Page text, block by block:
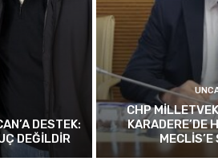
DESTEK:
DEĞİLDİR
CHP
KARADERE’DE
MECLİS’E